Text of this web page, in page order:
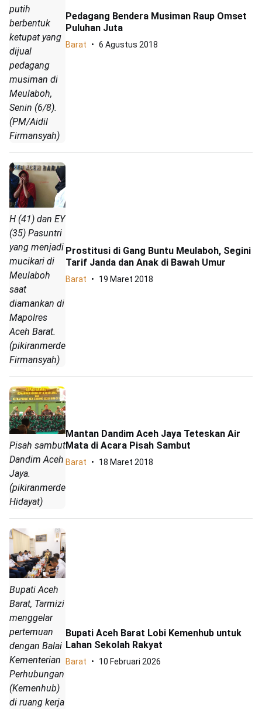
putih
berbentuk
ketupat yang
dijual
pedagang
musiman di
Meulaboh,
Senin (6/8).
(PM/Aidil
Firmansyah)
Pedagang Bendera Musiman Raup Omset
Puluhan Juta
Barat 6 Agustus 2018
H (41) dan EY
(35) Pasuntri
yang menjadi
mucikari di
Meulaboh
saat
diamankan di
Mapolres
Aceh Barat.
(pikiranmerdeka.co/Aidil
Firmansyah)
Prostitusi di Gang Buntu Meulaboh, Segini
Tarif Janda dan Anak di Bawah Umur
Barat 19 Maret 2018
Pisah sambut
Dandim Aceh
Jaya.
(pikiranmerdeka/Arif
Hidayat)
Mantan Dandim Aceh Jaya Teteskan Air
Mata di Acara Pisah Sambut
Barat 18 Maret 2018
Bupati Aceh
Barat, Tarmizi
menggelar
pertemuan
dengan Balai
Kementerian
Perhubungan
(Kemenhub)
di ruang kerja
Bupati Aceh Barat Lobi Kemenhub untuk
Lahan Sekolah Rakyat
Barat 10 Februari 2026